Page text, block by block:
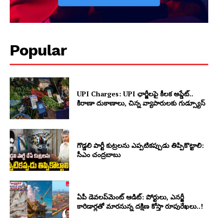
Popular
UPI Charges: UPI ఛార్జీలపై కీలక అప్డేట్..
కిరాణా దుకాణాలు, చిన్న వ్యాపారులకు గుడ్స్యూస్
గొడ్డలి పార్టీ కుట్రలను ఎప్పటికప్పుడు తిప్పికొట్టాలి:
సీఎం చంద్రబాబు
ఏపీ డెవలప్‌మెంట్ ఆడిట్: పోర్టులు, ఎనర్జీ
కారిడార్లతో మారనున్న దక్షిణ కోస్తా రూపురేఖలు..!